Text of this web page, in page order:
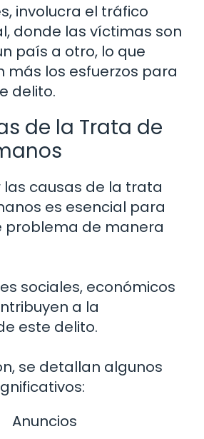
involucra el tráfico
donde las víctimas son
país a otro, lo que
más los esfuerzos para
delito.
de la Trata de
causas de la trata
es esencial para
problema de manera
sociales, económicos
a la
este delito.
se detallan algunos
Anuncios